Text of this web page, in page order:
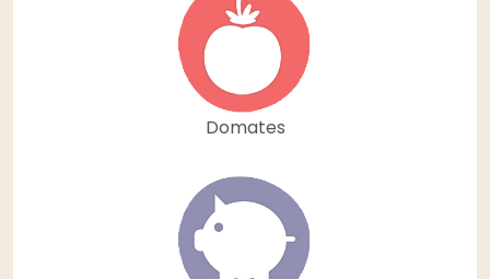
Domates